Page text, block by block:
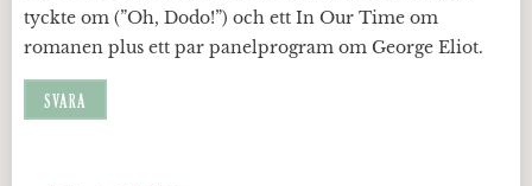
tyckte om (”Oh, Dodo!”) och ett In Our Time om
romanen plus ett par panelprogram om George Eliot.
SVARA